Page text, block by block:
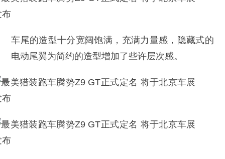
车尾的造型十分宽阔饱满，充满力量感，隐藏式的
电动尾翼为简约的造型增加了些许层次感。